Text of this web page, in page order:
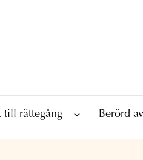
till rättegång Berörd